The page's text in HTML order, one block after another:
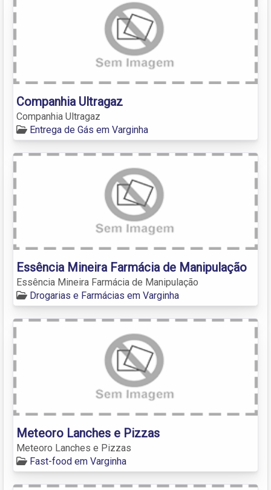
Companhia Ultragaz
Companhia Ultragaz
Entrega de Gás em Varginha
Essência Mineira Farmácia de Manipulação
Essência Mineira Farmácia de Manipulação
Drogarias e Farmácias em Varginha
Meteoro Lanches e Pizzas
Meteoro Lanches e Pizzas
Fast-food em Varginha